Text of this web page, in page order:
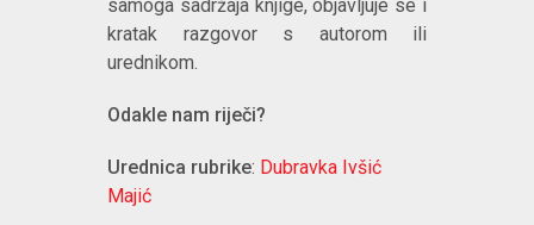
samoga sadržaja knjige, objavljuje se i
kratak razgovor s autorom ili
urednikom.
Odakle nam riječi?
Urednica rubrike: Dubravka Ivšić
Majić